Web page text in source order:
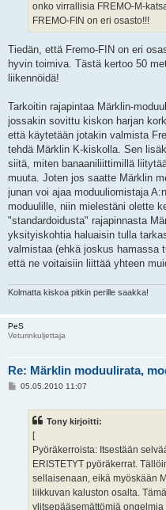
onko virrallisia FREMO-M-
FREMO-FIN on eri osasto!!!
Tiedän, että Fremo-FIN on eri
hyvin toimiva. Tästä kertoo 50
liikennöidä!
Tarkoitin rajapintaa Märklin-
jossakin sovittu kiskon harjan
että käytetään jotakin valmista
tehdä Märklin K-kiskolla. Sen
siitä, miten banaaniliittimillä
muuta. Joten jos saatte Märklin
junan voi ajaa moduuliomistaja
moduulille, niin mielestäni olette
"standardoidusta" rajapinnasta
yksityiskohtia haluaisin tulla
valmistaa (ehkä joskus hamassa
että ne voitaisiin liittää yhteen
Kolmatta kiskoa pitkin perille saakka!
PeS
Veturinkuljettaja
Re: Märklin moduulirata,
V05.05.2010 11:07
Tony kirjoitti:
[
Pyöräkerroista: Itsestään
ERISTETYT pyöräkerrat.
sellaisenaan, eikä myöskään
liikkuvan kaluston osalta.
ylitsepääsemättömiä